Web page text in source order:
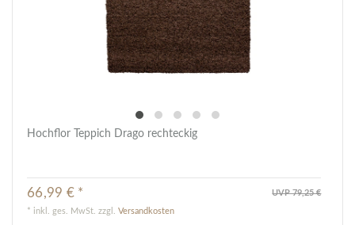
Hochflor Teppich Drago rechteckig
UVP 79,25 €
66,99 € *
* inkl. ges. MwSt. zzgl.Versandkosten